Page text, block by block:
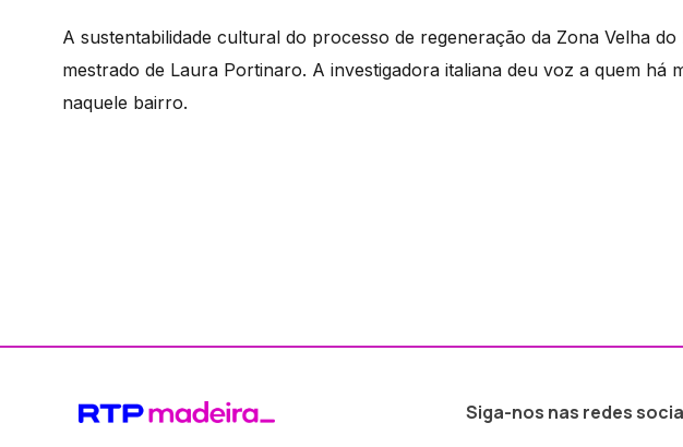
A sustentabilidade cultural do processo de regeneração da Zona Velha do
mestrado de Laura Portinaro. A investigadora italiana deu voz a quem há
naquele bairro.
Siga-nos nas redes